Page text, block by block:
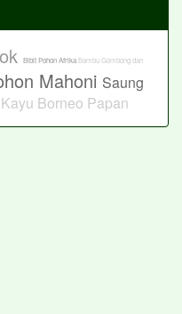
Bibit Pohon Afrika Bambu Gombong dan
Mahoni Saung
Kayu Borneo Papan